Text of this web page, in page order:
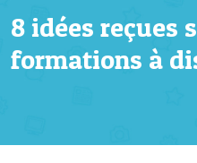
8 idées reçues
formations à